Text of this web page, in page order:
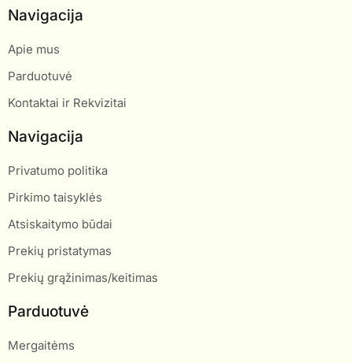
Navigacija
Apie mus
Parduotuvė
Kontaktai ir Rekvizitai
Navigacija
Privatumo politika
Pirkimo taisyklės
Atsiskaitymo būdai
Prekių pristatymas
Prekių grąžinimas/keitimas
Parduotuvė
Mergaitėms